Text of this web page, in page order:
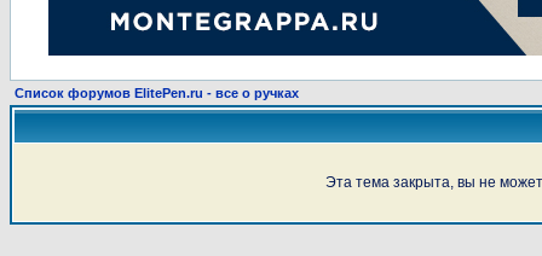
Список форумов ElitePen.ru - все о ручках
Эта тема закрыта, вы не